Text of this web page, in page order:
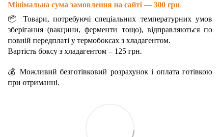
Мінімальна сума замовлення на сайті — 300 грн.
📦 Товари, потребуючі спеціальних температурних умов
зберігання (вакцини, ферменти тощо), відправляються по
повній передплаті у термобоксах з хладагентом.
Вартість боксу з хладагентом – 125 грн.
💰 Можливий безготівковий розрахунок і оплата готівкою
при отриманні.